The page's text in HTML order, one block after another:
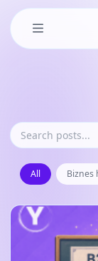
All Biznes